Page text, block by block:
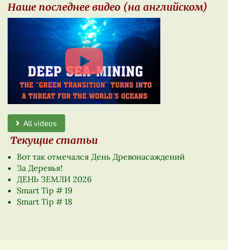
Наше последнее видео (на английском)
All videos
Текущие статьи
Вот так отмечался День Древонасаждений
За Деревья!
ДЕНЬ ЗЕМЛИ 2026
Smart Tip # 19
Smart Tip # 18